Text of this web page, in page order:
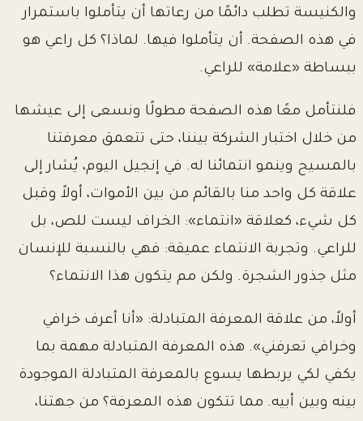
والكنيسة تطلب دائمًا من رعاتها أن يتأملوا باستمرار
في هذه الصفحة. أن يتأملوا فيها. لماذا؟ كل راعي هو
ببساطة «علامة» للراعي.
فلنتأمل معًا هذه الصفحة مطولًا ونسعى إلى عيشها
من خلال اختبار الشركة بيننا، حتى تتعمق معرفتنا
بالمسيح وينمو انتمائنا له. في إنجيل اليوم، يُشار إلى
علاقة كل واحد منا بالقائم من بين الأموات، أولاً وقبل
كل شيء، كعلاقة «انتماء»: الخراف ليست للص، بل
للراعي. وتجربة الانتماء عميقة: فهي بالنسبة للإنسان
مثل جذور الشجرة. ولكن مم يتكون هذا الانتماء؟
أولاً، من علاقة المعرفة المتبادلة: «أنا أعرف خرافي
وخرافي تعرفني». هذه المعرفة المتبادلة مهمة بما
يكفي لكي يربطها يسوع بالمعرفة المتبادلة الموجودة
بينه وبين أبيه. مما تتكون هذه المعرفة؟ من جهتنا،